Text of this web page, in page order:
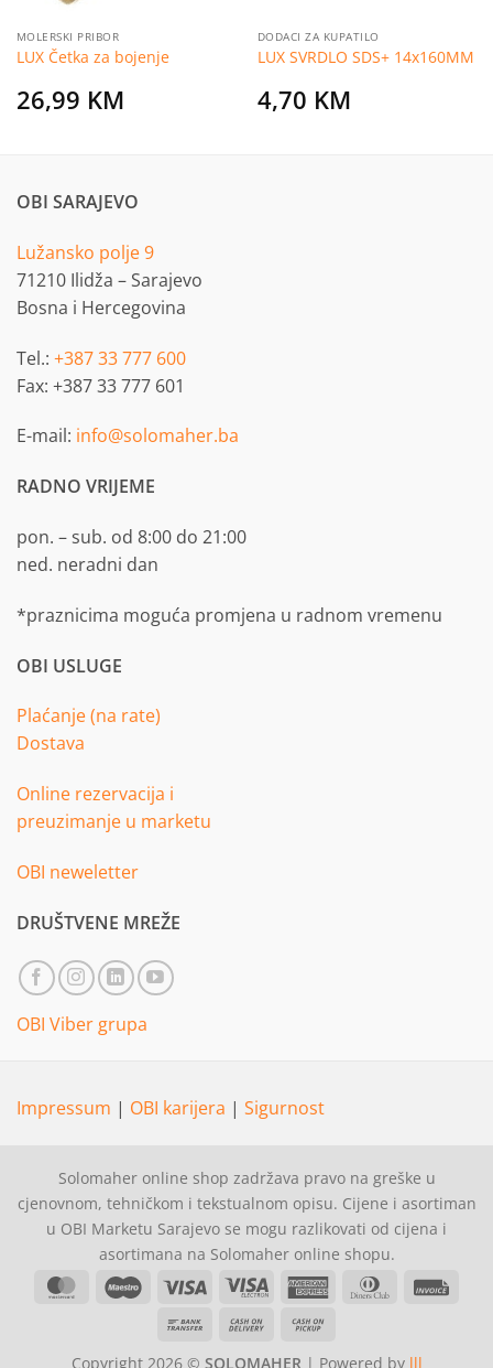
MOLERSKI PRIBOR
LUX Četka za bojenje
26,99 KM
DODACI ZA KUPATILO
LUX SVRDLO SDS+ 14x160MM
4,70 KM
OBI SARAJEVO
Lužansko polje 9
71210 Ilidža – Sarajevo
Bosna i Hercegovina
Tel.: +387 33 777 600
Fax: +387 33 777 601
E-mail: info@solomaher.ba
RADNO VRIJEME
pon. – sub. od 8:00 do 21:00
ned. neradni dan
*praznicima moguća promjena u radnom vremenu
OBI USLUGE
Plaćanje (na rate)
Dostava
Online rezervacija i
preuzimanje u marketu
OBI neweletter
DRUŠTVENE MREŽE
OBI Viber grupa
Impressum | OBI karijera | Sigurnost
Solomaher online shop zadržava pravo na greške u
cjenovnom, tehničkom i tekstualnom opisu. Cijene i asortiman
u OBI Marketu Sarajevo se mogu razlikovati od cijena i
asortimana na Solomaher online shopu.
MasterCardMaestro Visa
Visa
American Dinners
Bank
Cash
Copyright 2026 © SOLOMAHER | Powered by lll